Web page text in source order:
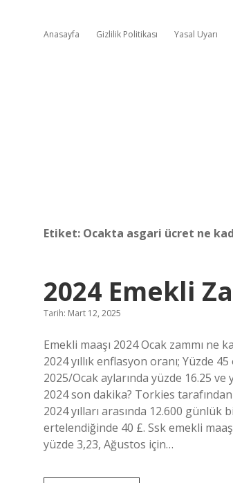
Anasayfa Gizlilik Politikası Yasal Uyarı
Etiket: Ocakta asgari ücret ne
2024 Emekli
Tarih: Mart 12, 2025
Emekli maaşı 2024 Ocak zammı ne
2024 yıllık enflasyon oranı; Yüzde
2025/Ocak aylarında yüzde 16.25
2024 son dakika? Torkies
2024 yılları arasında 12.600 günlük
ertelendiğinde 40 £. Ssk emekli
yüzde 3,23, Ağustos için…